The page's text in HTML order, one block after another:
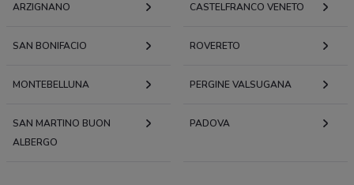
ARZIGNANO CASTELFRANCO VENETO
SAN BONIFACIO ROVERETO
MONTEBELLUNA PERGINE VALSUGANA
SAN MARTINO BUON
ALBERGO
PADOVA